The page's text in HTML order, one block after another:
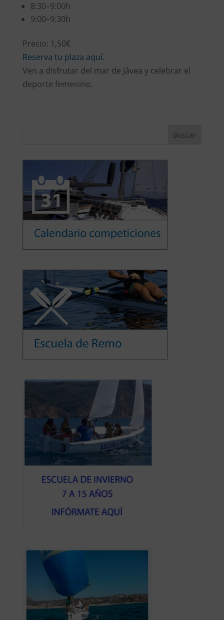
8:30–9:00h
9:00–9:30h
Precio: 1,50€
Reserva tu plaza aquí.
Ven a disfrutar del mar de Jávea y celebrar el
deporte femenino.